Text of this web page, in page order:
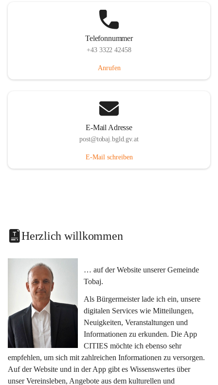
Telefonnummer
+43 3322 42458
Anrufen
E-Mail Adresse
post@tobaj.bgld.gv.at
E-Mail schreiben
Herzlich willkommen
… auf der Website unserer Gemeinde
Tobaj.
Als Bürgermeister lade ich ein, unsere
digitalen Services wie Mitteilungen,
Neuigkeiten, Veranstaltungen und
Informationen zu erkunden. Die App
CITIES möchte ich ebenso sehr
empfehlen, um sich mit zahlreichen Informationen zu versorgen.
Auf der Website und in der App gibt es Wissenswertes über
unser Vereinsleben, Angebote aus dem kulturellen und